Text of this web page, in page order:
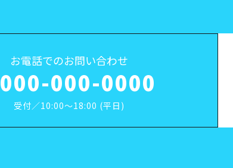
お電話でのお問い合わせ
000-000-0000
受付／10:00～18:00 (平日)